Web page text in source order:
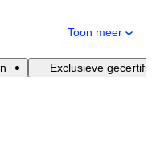
Toon meer
Exclusieve